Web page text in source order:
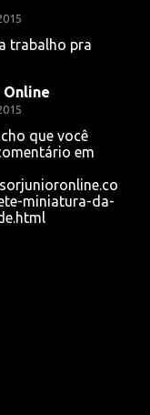
trabalho pra
que você
em
miniatura-da-